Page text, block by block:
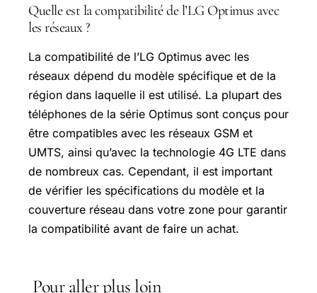
Quelle est la compatibilité de l’LG Optimus avec
les réseaux ?
La compatibilité de l’LG Optimus avec les
réseaux dépend du modèle spécifique et de la
région dans laquelle il est utilisé. La plupart des
téléphones de la série Optimus sont conçus pour
être compatibles avec les réseaux GSM et
UMTS, ainsi qu’avec la technologie 4G LTE dans
de nombreux cas. Cependant, il est important
de vérifier les spécifications du modèle et la
couverture réseau dans votre zone pour garantir
la compatibilité avant de faire un achat.
Pour aller plus loin